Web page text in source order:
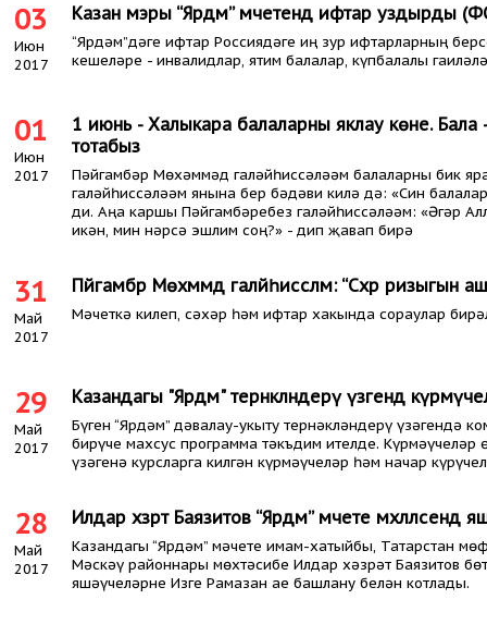
03
Июн
2017
Казан мэры “Ярдәм” мәчетендә ифтар уздырды
“Ярдәм”дәге ифтар Россиядәге иң зур ифтарларның
кешеләре - инвалидлар, ятим балалар, күпбалалы
01
Июн
2017
1 июнь - Халыкара балаларны яклау көне. Бала
тотабыз
Пәйгамбәр Мөхәммәд галәйһиссәләәм балаларны бик
галәйһиссәләәм янына бер бәдәви килә дә: «Син
ди. Аңа каршы Пәйгамбәребез галәйһиссәләәм: «Әгәр
икән, мин нәрсә эшлим соң?» - дип җавап бирә
31
Май
2017
Пәйгамбәр Мөхәммәд галәйһиссәләәм: “Сәхәр ризыгын
Мәчеткә килеп, сәхәр һәм ифтар хакында сораулар
29
Май
2017
Казандагы "Ярдәм" тернәкләндерү үзәгендә
Бүген “Ярдәм” дәвалау-укыту тернәкләндерү үзәгендә
бирүче махсус программа тәкъдим ителде. Күрмәүчеләр
үзәгенә курсларга килгән күрмәүчеләр һәм начар
28
Май
2017
Илдар хәзрәт Баязитов “Ярдәм” мәчете
Казандагы “Ярдәм” мәчете имам-хатыйбы, Татарстан
Мәскәү районнары мөхтәсибе Илдар хәзрәт Баязитов
яшәүчеләрне Изге Рамазан ае башлану белән котлады.